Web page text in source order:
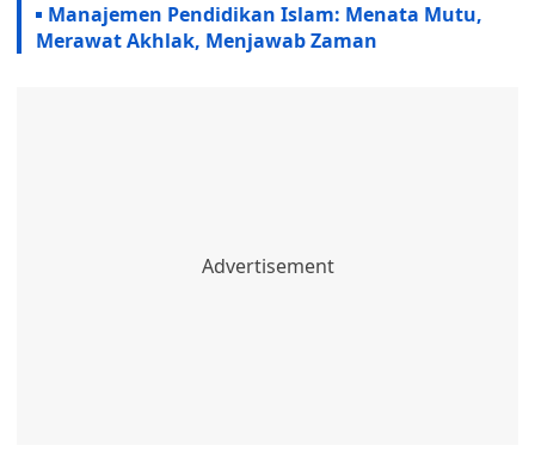
Manajemen Pendidikan Islam: Menata Mutu,
Merawat Akhlak, Menjawab Zaman